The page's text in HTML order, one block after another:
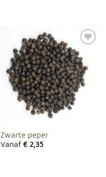
Toevoegen
aan
favorieten
Zwarte peper
Vanaf €2,35